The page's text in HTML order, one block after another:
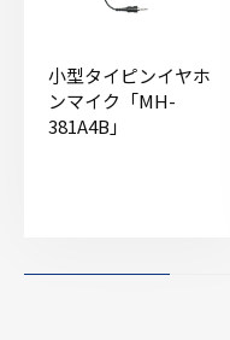
小型タイピンイヤホ
ンマイク「MH-
381A4B」